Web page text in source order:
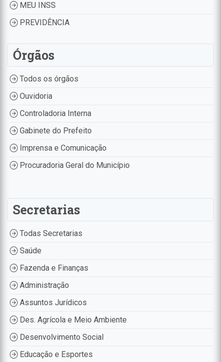
MEU INSS
PREVIDÊNCIA
Órgãos
Todos os órgãos
Ouvidoria
Controladoria Interna
Gabinete do Prefeito
Imprensa e Comunicação
Procuradoria Geral do Município
Secretarias
Todas Secretarias
Saúde
Fazenda e Finanças
Administração
Assuntos Jurídicos
Des. Agrícola e Meio Ambiente
Desenvolvimento Social
Educação e Esportes